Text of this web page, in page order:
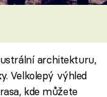
architekturu,
Velkolepý výhled
kde můžete